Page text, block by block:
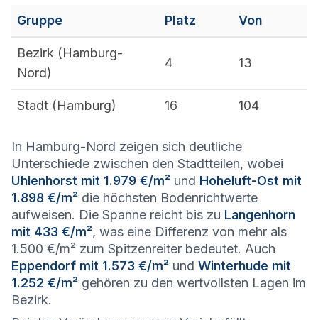
Gruppe Platz Von
Bezirk (Hamburg-
Nord)
4 13
Stadt (Hamburg) 16 104
In Hamburg-Nord zeigen sich deutliche
Unterschiede zwischen den Stadtteilen, wobei
Uhlenhorst mit 1.979 €/m² und Hoheluft-Ost mit
1.898 €/m² die höchsten Bodenrichtwerte
aufweisen. Die Spanne reicht bis zu Langenhorn
mit 433 €/m², was eine Differenz von mehr als
1.500 €/m² zum Spitzenreiter bedeutet. Auch
Eppendorf mit 1.573 €/m² und Winterhude mit
1.252 €/m² gehören zu den wertvollsten Lagen im
Bezirk.